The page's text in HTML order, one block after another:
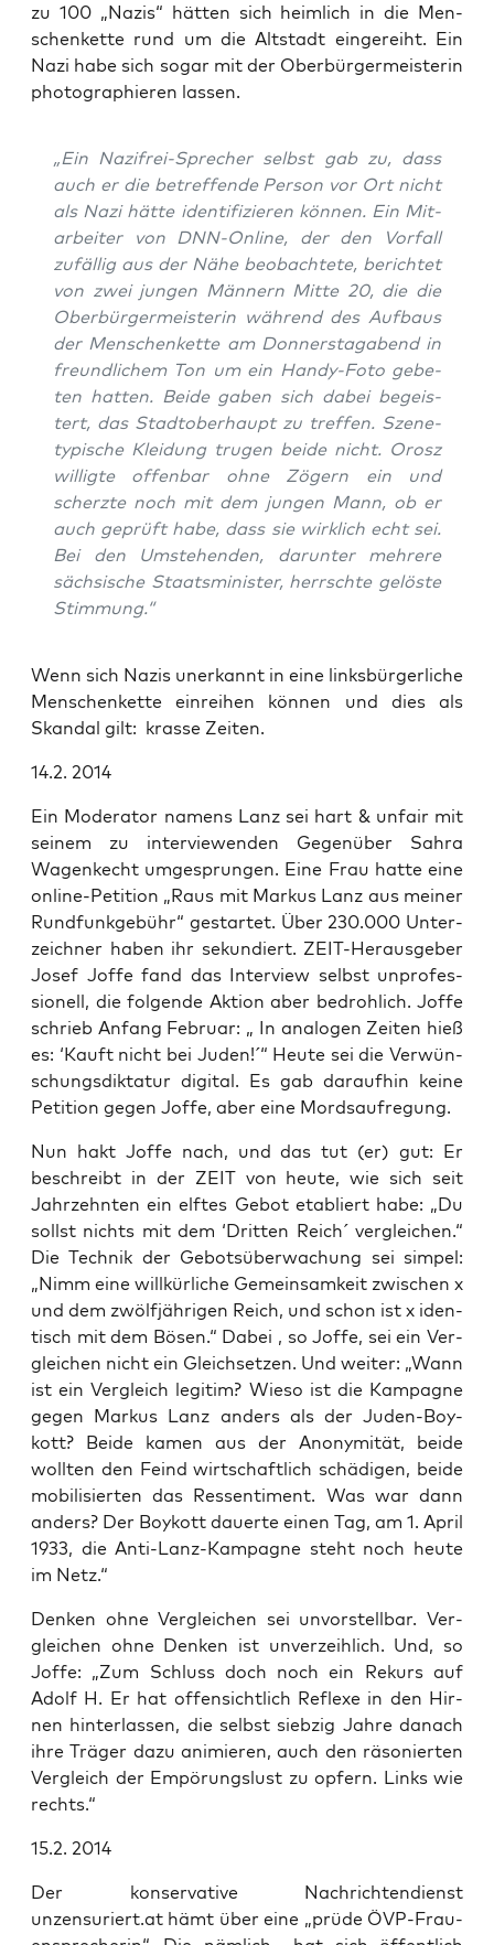
zu 100 „Nazis“ hät­ten sich heim­lich in die Men­
schen­ket­te rund um die Alt­stadt ein­ge­reiht. Ein
Nazi habe sich sogar mit der Ober­bür­ger­meis­te­rin
pho­to­gra­phie­ren lassen.
„Ein Nazifrei-Spre­cher selbst gab zu, dass
auch er die betref­fen­de Per­son vor Ort nicht
als Nazi hät­te iden­ti­fi­zie­ren kön­nen. Ein Mit­
ar­bei­ter von DNN-Online, der den Vor­fall
zufäl­lig aus der Nähe beob­ach­te­te, berich­tet
von zwei jun­gen Män­nern Mit­te 20, die die
Ober­bür­ger­meis­te­rin wäh­rend des Auf­baus
der Men­schen­ket­te am Don­ners­tag­abend in
freund­li­chem Ton um ein Han­dy-Foto gebe­
ten hat­ten. Bei­de gaben sich dabei begeis­
tert, das Stadt­ober­haupt zu tref­fen. Sze­ne­
ty­pi­sche Klei­dung tru­gen bei­de nicht. Orosz
wil­lig­te offen­bar ohne Zögern ein und
scherz­te noch mit dem jun­gen Mann, ob er
auch geprüft habe, dass sie wirk­lich echt sei.
Bei den Umste­hen­den, dar­un­ter meh­re­re
säch­si­sche Staats­mi­nis­ter, herrsch­te gelös­te
Stimmung.“
Wenn sich Nazis uner­kannt in eine links­bür­ger­li­che
Men­schen­ket­te ein­rei­hen kön­nen und dies als
Skan­dal gilt: kras­se Zeiten.
14.2. 2014
Ein Mode­ra­tor namens Lanz sei hart & unfair mit
sei­nem zu inter­view­en­den Gegen­über Sahra
Wagen­kecht umge­sprun­gen. Eine Frau hat­te eine
online-Peti­ti­on „Raus mit Mar­kus Lanz aus mei­ner
Rund­funk­ge­bühr“ gestar­tet. Über 230.000 Unter­
zeich­ner haben ihr sekun­diert. ZEIT-Her­aus­ge­ber
Josef Jof­fe fand das Inter­view selbst unpro­fes­
sio­nell, die fol­gen­de Akti­on aber bedroh­lich. Jof­fe
schrieb Anfang Febru­ar: „ In ana­lo­gen Zei­ten hieß
es: ‘Kauft nicht bei Juden!´“ Heu­te sei die Ver­wün­
schungs­dik­ta­tur digi­tal. Es gab dar­auf­hin kei­ne
Peti­ti­on gegen Jof­fe, aber eine Mordsaufregung.
Nun hakt Jof­fe nach, und das tut (er) gut: Er
beschreibt in der ZEIT von heu­te, wie sich seit
Jahr­zehn­ten ein elf­tes Gebot eta­bliert habe: „Du
sollst nichts mit dem ‘Drit­ten Reich´ ver­glei­chen.“
Die Tech­nik der Gebots­über­wa­chung sei sim­pel:
„Nimm eine will­kür­li­che Gemein­sam­keit zwi­schen x
und dem zwölf­jäh­ri­gen Reich, und schon ist x iden­
tisch mit dem Bösen.“ Dabei , so Jof­fe, sei ein Ver­
glei­chen nicht ein Gleich­set­zen. Und wei­ter: „Wann
ist ein Ver­gleich legi­tim? Wie­so ist die Kam­pa­gne
gegen Mar­kus Lanz anders als der Juden-Boy­
kott? Bei­de kamen aus der Anony­mi­tät, bei­de
woll­ten den Feind wirt­schaft­lich schä­di­gen, bei­de
mobi­li­sier­ten das Res­sen­ti­ment. Was war dann
anders? Der Boy­kott dau­er­te einen Tag, am 1. April
1933, die Anti-Lanz-Kam­pa­gne steht noch heu­te
im Netz.“
Den­ken ohne Ver­glei­chen sei unvor­stell­bar. Ver­
glei­chen ohne Den­ken ist unver­zeih­lich. Und, so
Jof­fe: „Zum Schluss doch noch ein Rekurs auf
Adolf H. Er hat offen­sicht­lich Refle­xe in den Hir­
nen hin­ter­las­sen, die selbst sieb­zig Jah­re danach
ihre Trä­ger dazu ani­mie­ren, auch den räso­nier­ten
Ver­gleich der Empö­rungs­lust zu opfern. Links wie
rechts.“
15.2. 2014
Der kon­ser­va­ti­ve Nach­rich­ten­dienst
unzensuriert.at hämt über eine „prü­de ÖVP-Frau­